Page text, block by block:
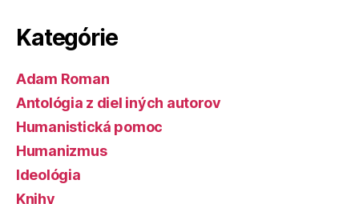
Kategórie
Adam Roman
Antológia z diel iných autorov
Humanistická pomoc
Humanizmus
Ideológia
Knihy